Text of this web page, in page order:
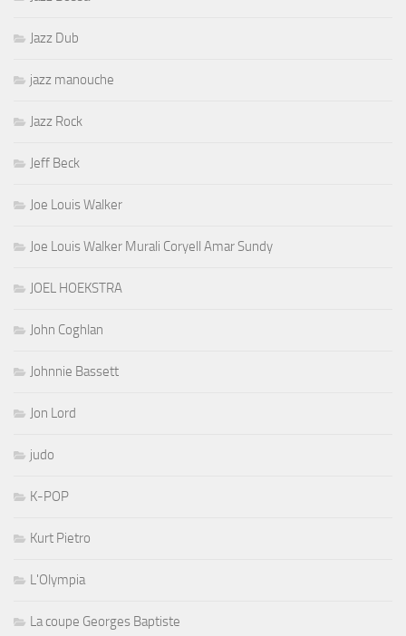
Jazz Dub
jazz manouche
Jazz Rock
Jeff Beck
Joe Louis Walker
Joe Louis Walker Murali Coryell Amar Sundy
JOEL HOEKSTRA
John Coghlan
Johnnie Bassett
Jon Lord
judo
K-POP
Kurt Pietro
L'Olympia
La coupe Georges Baptiste